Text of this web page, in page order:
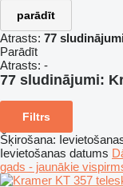
parādīt
Atrasts: 77
Parādīt
Atrasts: -
77 sludinājumi:
Filtrs
Šķirošana:
Ievietošanas datums
gads - jaunākie